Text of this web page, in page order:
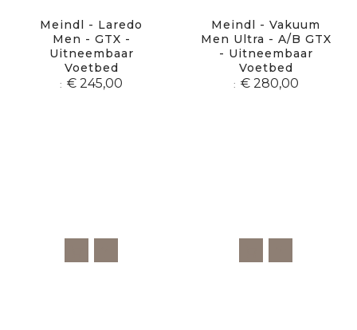
Meindl - Laredo
Men - GTX -
Uitneembaar
Voetbed
€ 245,00
Meindl - Vakuum
Men Ultra - A/B GTX
- Uitneembaar
Voetbed
€ 280,00